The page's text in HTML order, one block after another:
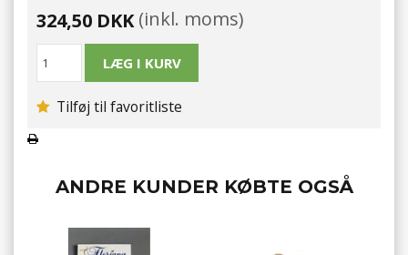
324,50 DKK(inkl. moms)
Tilføj til favoritliste
ANDRE KUNDER KØBTE OGSÅ